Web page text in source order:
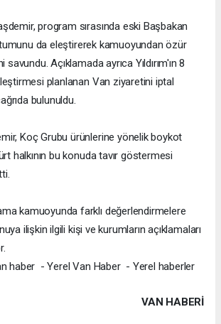
program sırasında eski Başbakan
da eleştirerek kamuoyundan özür
Açıklamada ayrıca Yıldırım'ın 8
planlanan Van ziyaretini iptal
bulunuldu.
Koç Grubu ürünlerine yönelik boykot
halkının bu konuda tavır göstermesi
kamuoyunda farklı değerlendirmelere
ilişkin ilgili kişi ve kurumların açıklamaları
haber - Yerel Van Haber - Yerel haberler
VAN HABERİ